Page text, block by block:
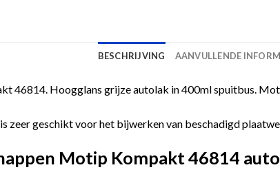
BESCHRIJVING AANVULLENDE
46814. Hoogglans grijze autolak in 400ml spuitbus.
zeer geschikt voor het bijwerken van beschadigd
Motip Kompakt 46814